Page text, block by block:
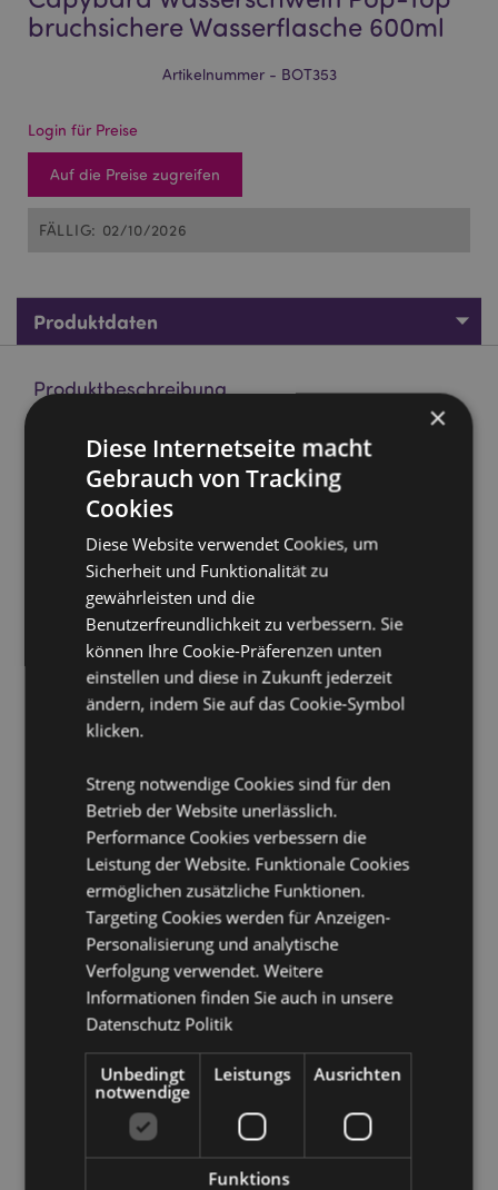
bruchsichere Wasserflasche 600ml
Artikelnummer - BOT353
Login für Preise
Auf die Preise zugreifen
FÄLLIG: 02/10/2026
Produktdaten
Produktbeschreibung
Capybara Wasserschwein Pop-Top bruchsichere
Wasserflasche 600ml
Material:Polypropylen (Deckel), SK Ecozen (Flasche -
bruchsicherer Kunststoff), Silikon (Dichtung) und einem
Quick Clip Polyesterband
Lebensmittelecht:Ja
Spülmaschinenfest:
Geeignet für kohlensäurehaltige Getränke:
Wiederverwendbar:Ja
Volumen:600ml
BPA-frei:
Produkttressourcen:
Möchten Sie mehr über den Einkauf bei Puckator
erfahren?Dann lesen Sie unserenLeitfaden für
Kundeninformationen.
Produktattribute
Höhe 24cm Breite 6.5cm Tiefe 6.5cm
5055071507083
48
×
Diese Internetseite macht
Gebrauch von Tracking
Cookies
Diese Website verwendet Cookies, um
Sicherheit und Funktionalität zu
gewährleisten und die
Benutzerfreundlichkeit zu verbessern. Sie
können Ihre Cookie-Präferenzen unten
einstellen und diese in Zukunft jederzeit
ändern, indem Sie auf das Cookie-Symbol
klicken.
Streng notwendige Cookies sind für den
Betrieb der Website unerlässlich.
Performance Cookies verbessern die
Leistung der Website. Funktionale Cookies
ermöglichen zusätzliche Funktionen.
Targeting Cookies werden für Anzeigen-
Personalisierung und analytische
Verfolgung verwendet. Weitere
Informationen finden Sie auch in unsere
Datenschutz Politik
Unbedingt
notwendige
Leistungs Ausrichten
Funktions